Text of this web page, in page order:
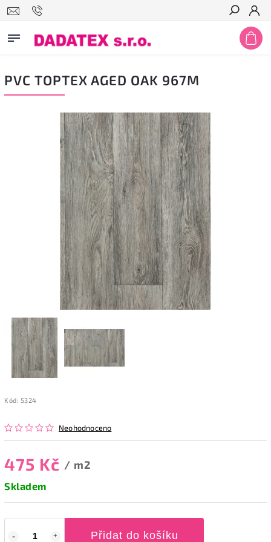
Hledat
PVC TOPTEX AGED OAK 967M
Kód: 5324
Neohodnoceno
475 Kč / m2
Skladem
Přidat do košíku